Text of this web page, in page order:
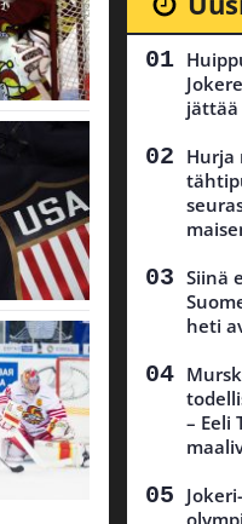
jättää
Hurja
Siinä
heti
– Eeli